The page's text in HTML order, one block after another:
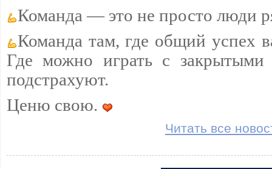
Команда — это не просто люди
Команда там, где общий успех
Где можно играть с закрытыми
подстрахуют.
Ценю свою.
Читать все